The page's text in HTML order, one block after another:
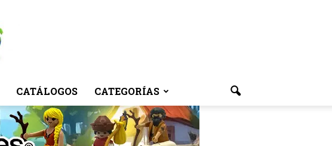
CATÁLOGOS CATEGORÍAS